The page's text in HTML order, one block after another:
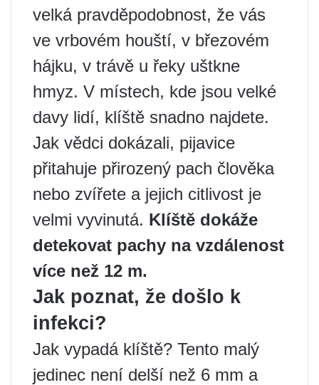
velká pravděpodobnost, že vás
ve vrbovém houští, v březovém
hájku, v trávě u řeky uštkne
hmyz. V místech, kde jsou velké
davy lidí, klíště snadno najdete.
Jak vědci dokázali, pijavice
přitahuje přirozený pach člověka
nebo zvířete a jejich citlivost je
velmi vyvinutá. Klíště dokáže
detekovat pachy na vzdálenost
více než 12 m.
Jak poznat, že došlo k
infekci?
Jak vypadá klíště? Tento malý
jedinec není delší než 6 mm a